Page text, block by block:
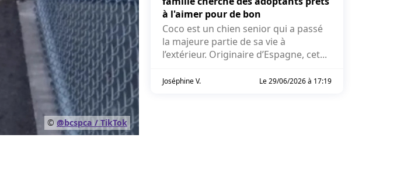
© @bcspca / TikTok
à l'aimer pour de bon
Coco est un chien senior qui a passé
la majeure partie de sa vie à
l’extérieur. Originaire d’Espagne, cet...
Joséphine V. Le 29/06/2026 à 17:19